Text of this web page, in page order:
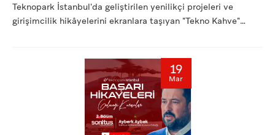
Teknopark İstanbul'da geliştirilen yenilikçi projeleri ve
girişimcilik hikâyelerini ekranlara taşıyan "Tekno Kahve"
19
Mar